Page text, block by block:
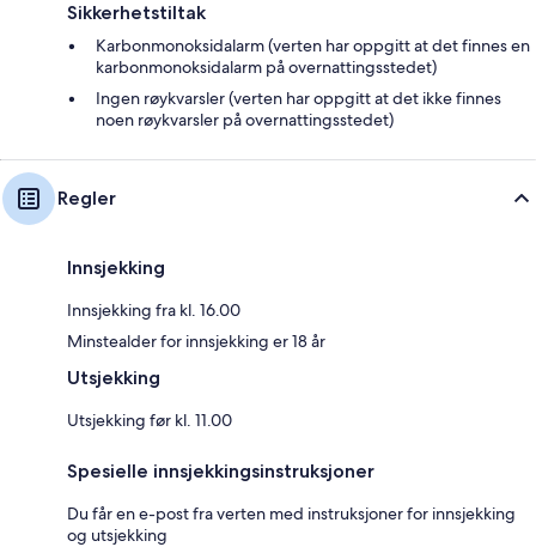
Sikkerhetstiltak
Karbonmonoksidalarm (verten har oppgitt at det finnes en
karbonmonoksidalarm på overnattingsstedet)
Ingen røykvarsler (verten har oppgitt at det ikke finnes
noen røykvarsler på overnattingsstedet)
Regler
Innsjekking
Innsjekking fra kl. 16.00
Minstealder for innsjekking er 18 år
Utsjekking
Utsjekking før kl. 11.00
Spesielle innsjekkingsinstruksjoner
Du får en e-post fra verten med instruksjoner for innsjekking
og utsjekking